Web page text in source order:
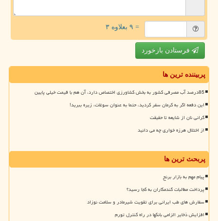
= ۹ بعلاوه ۳
فرستادن بازخورد
پربیننده ترین ها
85درصد آب مصرفی کشور به بخش کشاورزی اختصاص دارد، آن هم با قیمت خیلی پایین
این دفعه اگر به کرمان سفر کردید، حتما به عنوان سوغات، زیره ببرید!
گرانی نان از شایعه تا حقیقت
از اختلال هرزه خواری چه می دانید
پربحث ترین ها
پیام مهم به بازار برنج
پرداخت مطالبات گندمکاران به کجا رسید؟
سفارش های طب ایرانی برای تقویت شیرمادر و سلامت نوزاد
افزایش ذخایر الزامی بانکها در راه کنترل تورم